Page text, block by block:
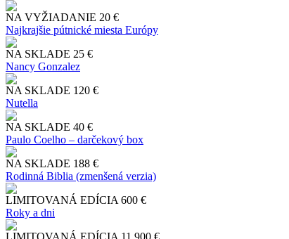
NA VYŽIADANIE 20 €
Najkrajšie pútnické miesta Európy
NA SKLADE 25 €
Nancy Gonzalez
NA SKLADE 120 €
Nutella
NA SKLADE 40 €
Paulo Coelho – darčekový box
NA SKLADE 188 €
Rodinná Biblia (zmenšená verzia)
LIMITOVANÁ EDÍCIA 600 €
Roky a dni
LIMITOVANÁ EDÍCIA 11 900 €